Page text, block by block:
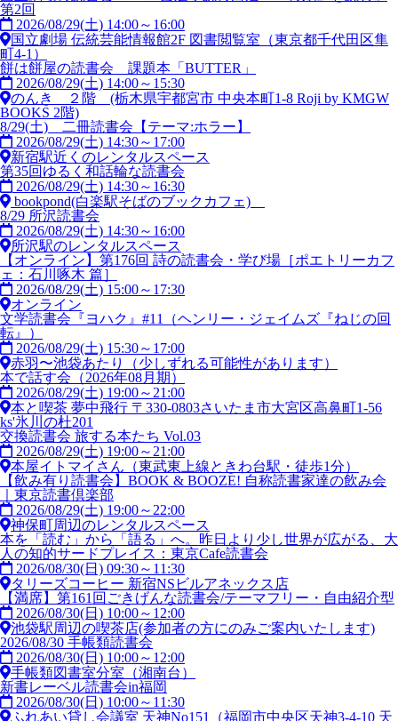
第2回
2026/08/29(土) 14:00～16:00
国立劇場 伝統芸能情報館2F 図書閲覧室（東京都千代田区隼
町4-1）
餅は餅屋の読書会 課題本「BUTTER」
2026/08/29(土) 14:00～15:30
のんき ２階 (栃木県宇都宮市 中央本町1-8 Roji by KMGW
BOOKS 2階)
8/29(土) 二冊読書会【テーマ:ホラー】
2026/08/29(土) 14:30～17:00
新宿駅近くのレンタルスペース
第35回ゆるく和話輪な読書会
2026/08/29(土) 14:30～16:30
bookpond(白楽駅そばのブックカフェ)
8/29 所沢読書会
2026/08/29(土) 14:30～16:00
所沢駅のレンタルスペース
【オンライン】第176回 詩の読書会・学び場［ポエトリーカフ
ェ：石川啄木 篇］
2026/08/29(土) 15:00～17:30
オンライン
文学読書会『ヨハク』#11（ヘンリー・ジェイムズ『ねじの回
転』）
2026/08/29(土) 15:30～17:00
赤羽〜池袋あたり（少しずれる可能性があります）
本で話す会（2026年08月期）
2026/08/29(土) 19:00～21:00
本と喫茶 夢中飛行 〒330-0803さいたま市大宮区高鼻町1-56
ks'氷川の杜201
交換読書会 旅する本たち Vol.03
2026/08/29(土) 19:00～21:00
本屋イトマイさん（東武東上線ときわ台駅・徒歩1分）
【飲み有り読書会】BOOK & BOOZE! 自称読書家達の飲み会
｜東京読書倶楽部
2026/08/29(土) 19:00～22:00
神保町周辺のレンタルスペース
本を「読む」から「語る」へ。昨日より少し世界が広がる、大
人の知的サードプレイス：東京Cafe読書会
2026/08/30(日) 09:30～11:30
タリーズコーヒー 新宿NSビルアネックス店
【満席】第161回ごきげんな読書会/テーマフリー・自由紹介型
2026/08/30(日) 10:00～12:00
池袋駅周辺の喫茶店(参加者の方にのみご案内いたします)
2026/08/30 手帳類読書会
2026/08/30(日) 10:00～12:00
手帳類図書室分室（湘南台）
新書レーベル読書会in福岡
2026/08/30(日) 10:00～11:30
ふれあい貸し会議室 天神No151（福岡市中央区天神3-4-10 天